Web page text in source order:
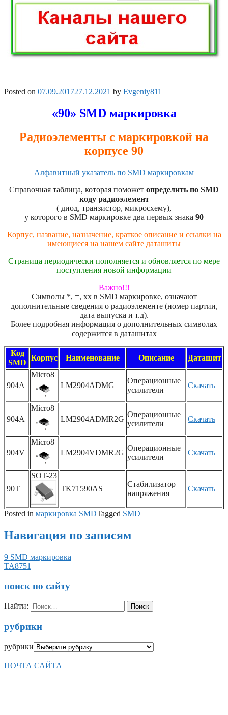
Posted on 07.09.201727.12.2021 by Evgeniy811
«90» SMD маркировка
Радиоэлементы с маркировкой на
корпусе 90
Алфавитный указатель по SMD маркировкам
Справочная таблица, которая поможет определить по SMD
коду радиоэлемент
( диод, транзистор, микросхему),
у которого в SMD маркировке два первых знака 90
Корпус, название, назначение, краткое описание и ссылки на
имеющиеся на нашем сайте даташиты
Страница периодически пополняется и обновляется по мере
поступления новой информации
Важно!!!
Символы *, =, xx в SMD маркировке, означают
дополнительные сведения о радиоэлементе (номер партии,
дата выпуска и т.д).
Более подробная информация о дополнительных символах
содержится в даташитах
Код
SMD
Корпус Наименование Описание Даташит
904A
Micro8
LM2904ADMG
Операционные
усилители
Скачать
904A
Micro8
LM2904ADMR2G
Операционные
усилители
Скачать
904V
Micro8
LM2904VDMR2G
Операционные
усилители
Скачать
90T
SOT-23
TK71590AS
Стабилизатор
напряжения
Скачать
Posted in маркировка SMDTagged SMD
Навигация по записям
9 SMD маркировка
TA8751
поиск по сайту
Найти:
рубрики
рубрики
ПОЧТА САЙТА